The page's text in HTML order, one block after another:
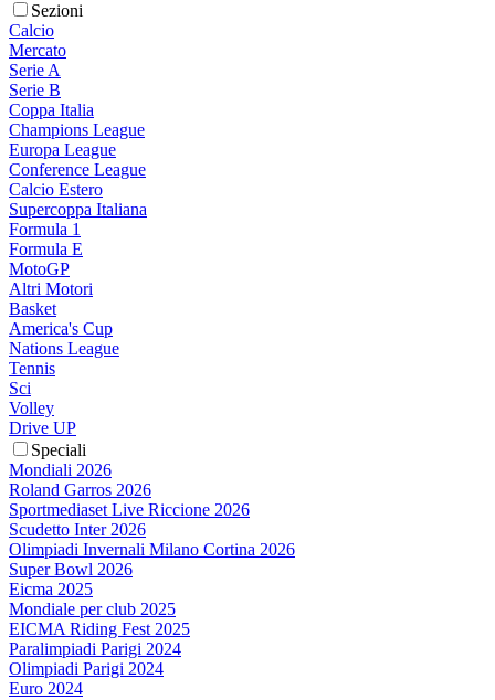
Sezioni
Calcio
Mercato
Serie A
Serie B
Coppa Italia
Champions League
Europa League
Conference League
Calcio Estero
Supercoppa Italiana
Formula 1
Formula E
MotoGP
Altri Motori
Basket
America's Cup
Nations League
Tennis
Sci
Volley
Drive UP
Speciali
Mondiali 2026
Roland Garros 2026
Sportmediaset Live Riccione 2026
Scudetto Inter 2026
Olimpiadi Invernali Milano Cortina 2026
Super Bowl 2026
Eicma 2025
Mondiale per club 2025
EICMA Riding Fest 2025
Paralimpiadi Parigi 2024
Olimpiadi Parigi 2024
Euro 2024